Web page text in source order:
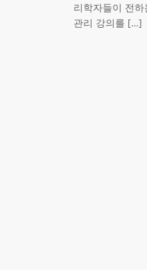
리학자들이 전
관리 강의를 […]